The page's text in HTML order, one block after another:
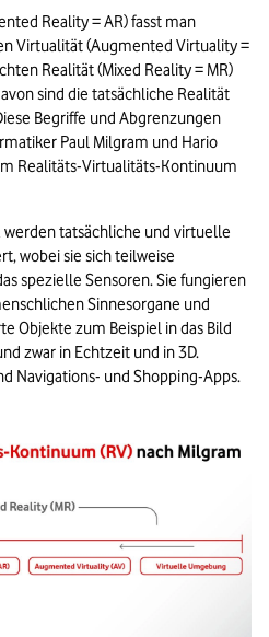
Reality = AR) fasst man
Virtualität (Augmented Virtuality =
Realität (Mixed Reality = MR)
sind die tatsächliche Realität
Begriffe und Abgrenzungen
Paul Milgram und Hario
Realitäts-Virtualitäts-Kontinuum
werden tatsächliche und virtuelle
wobei sie sich teilweise
spezielle Sensoren. Sie fungieren
Sinnesorgane und
Objekte zum Beispiel in das Bild
zwar in Echtzeit und in 3D.
Navigations- und Shopping-Apps.